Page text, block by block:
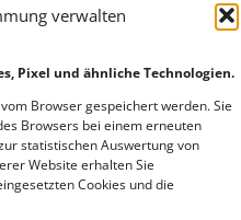
verwalten
Pixel und ähnliche Technologien.
Browser gespeichert werden. Sie
Browsers bei einem erneuten
statistischen Auswertung von
Website erhalten Sie
Cookies und die